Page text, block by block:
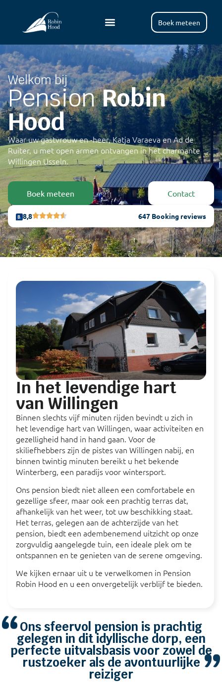
Boek meteen
Welkom bij
PensionRobin
Hood
Waar uw gastvrouw en -heer, Katja Varaeva en Ad de
Ruiter, u met open armen ontvangen in het charmante
Willingen Usseln.
Boek meteen Contact
8,8 647 Booking reviews
In het levendige hart
van Willingen
Binnen slechts vijf minuten rijden bevindt u zich in
het levendige hart van Willingen, waar activiteiten en
gezelligheid hand in hand gaan. Voor de
skiliefhebbers zijn de pistes van Willingen nabij, en
binnen twintig minuten bereikt u het bekende
Winterberg, een paradijs voor wintersport.
Ons pension biedt niet alleen een comfortabele en
gezellige sfeer, maar ook een prachtig terras dat,
afhankelijk van het weer, tot uw beschikking staat.
Het terras, gelegen aan de achterzijde van het
pension, biedt een adembenemend uitzicht op onze
zorgvuldig aangelegde tuin, een ideale plek om te
ontspannen en te genieten van de serene omgeving.
We kijken ernaar uit u te verwelkomen in Pension
Robin Hood en u een onvergetelijk verblijf te bieden.
“ Ons sfeervol pension is prachtig
gelegen in dit idyllische dorp, een
perfecte uitvalsbasis voor zowel de
rustzoeker als de avontuurlijke
reiziger “